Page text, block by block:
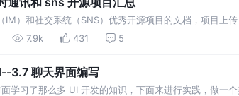
IM）和社交系统（SNS）优秀开源项目的文档，项目上
7.9k 431 5
3.7 聊天界面编写
学习了那么多 UI 开发的知识，下面来进行实践，做一